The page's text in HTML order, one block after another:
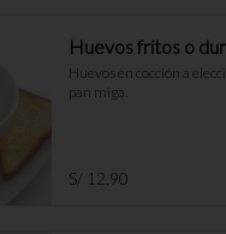
Huevos fritos o
Huevos en cocción a
pan miga.
S/ 12.90